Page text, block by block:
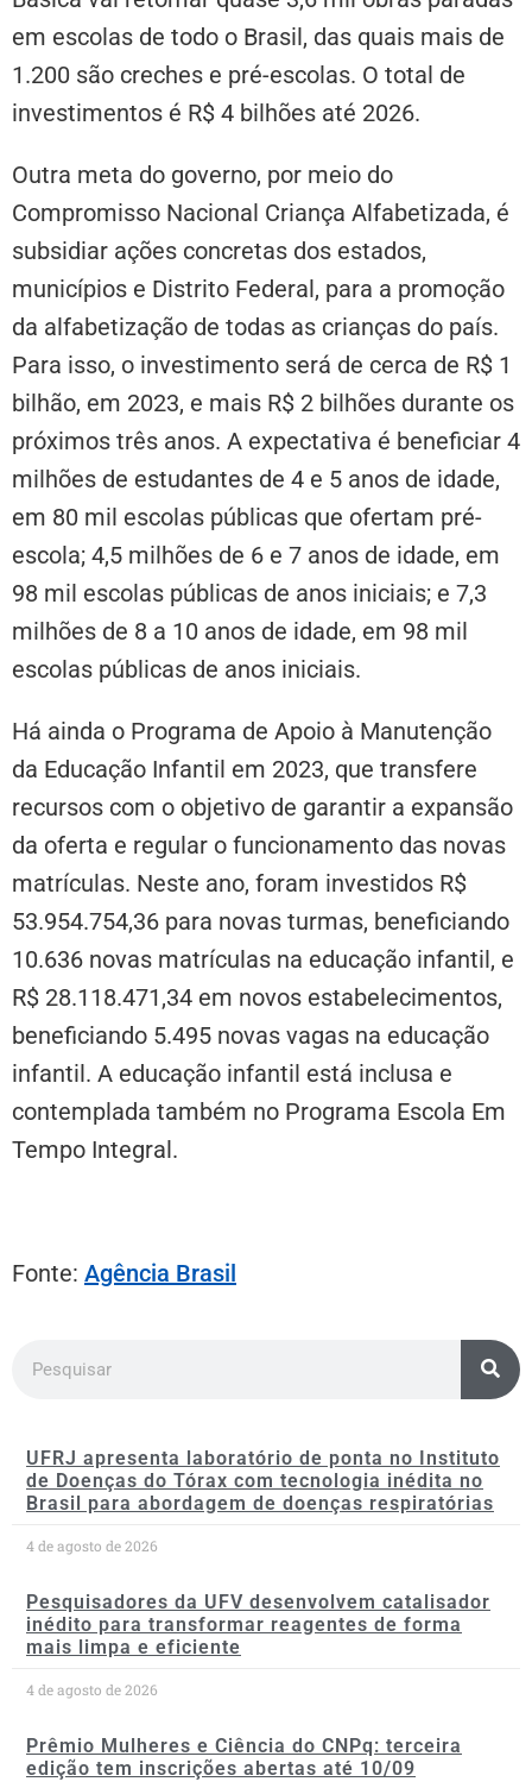
em escolas de todo o Brasil, das quais mais de
1.200 são creches e pré-escolas. O total de
investimentos é R$ 4 bilhões até 2026.
Outra meta do governo, por meio do
Compromisso Nacional Criança Alfabetizada, é
subsidiar ações concretas dos estados,
municípios e Distrito Federal, para a promoção
da alfabetização de todas as crianças do país.
Para isso, o investimento será de cerca de R$ 1
bilhão, em 2023, e mais R$ 2 bilhões durante os
próximos três anos. A expectativa é beneficiar 4
milhões de estudantes de 4 e 5 anos de idade,
em 80 mil escolas públicas que ofertam pré-
escola; 4,5 milhões de 6 e 7 anos de idade, em
98 mil escolas públicas de anos iniciais; e 7,3
milhões de 8 a 10 anos de idade, em 98 mil
escolas públicas de anos iniciais.
Há ainda o Programa de Apoio à Manutenção
da Educação Infantil em 2023, que transfere
recursos com o objetivo de garantir a expansão
da oferta e regular o funcionamento das novas
matrículas. Neste ano, foram investidos R$
53.954.754,36 para novas turmas, beneficiando
10.636 novas matrículas na educação infantil, e
R$ 28.118.471,34 em novos estabelecimentos,
beneficiando 5.495 novas vagas na educação
infantil. A educação infantil está inclusa e
contemplada também no Programa Escola Em
Tempo Integral.
Fonte: Agência Brasil
UFRJ apresenta laboratório de ponta no Instituto
de Doenças do Tórax com tecnologia inédita no
Brasil para abordagem de doenças respiratórias
4 de agosto de 2026
Pesquisadores da UFV desenvolvem catalisador
inédito para transformar reagentes de forma
mais limpa e eficiente
4 de agosto de 2026
Prêmio Mulheres e Ciência do CNPq: terceira
edição tem inscrições abertas até 10/09